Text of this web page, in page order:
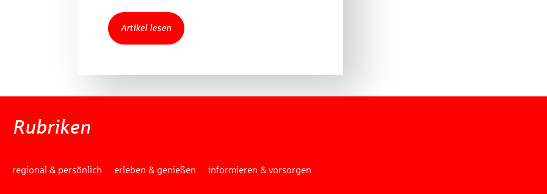
Artikel lesen
Rubriken
regional & persönlich erleben & genießen informieren & vorsorgen